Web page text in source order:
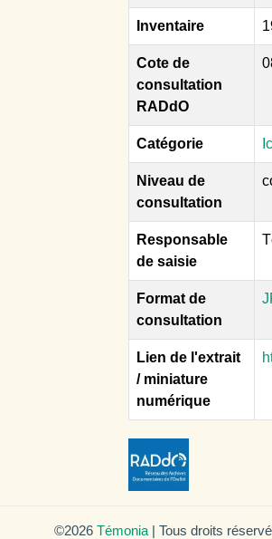
Inventaire
Cote de
consultation
RADdO
Catégorie
Niveau de
consultation
Responsable
de saisie
Format de
consultation
Lien de l'extrait
/ miniature
numérique
©2026 Témonia | Tous droits